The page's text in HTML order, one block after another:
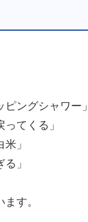
ピングシャワー」
ってくる」
」
」
す。